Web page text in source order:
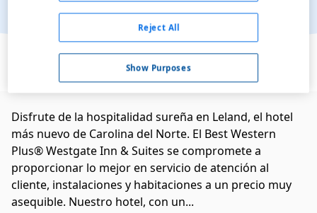
Ver en el mapa
Disfrute de la hospitalidad sureña en Leland, el hotel
más nuevo de Carolina del Norte. El Best Western
Plus® Westgate Inn & Suites se compromete a
proporcionar lo mejor en servicio de atención al
cliente, instalaciones y habitaciones a un precio muy
asequible. Nuestro hotel, con un...
Show Purposes
Reject All